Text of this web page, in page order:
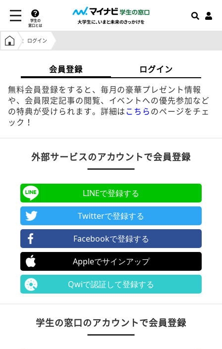
学生の
窓口とは
学生の窓口トップ
ログイン
会員登録 ログイン
無料会員登録をすると、毎月の豪華プレゼント情報
や、会員限定記事の閲覧、イベントへの優先参加など
の特典が受けられます。詳細は こちら のページをチェ
ック！
外部サービスのアカウントで会員登録
LINEで登録する
Twitterで登録する
Facebookで登録する
Appleでサインアップ
Qwiで認証して登録する
学生の窓口のアカウントで会員登録